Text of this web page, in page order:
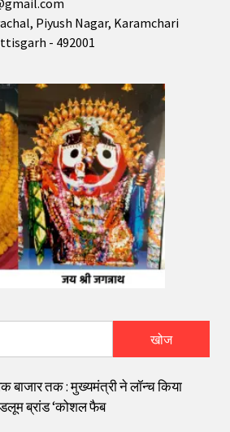
Piyush Nagar, Karamchari
- 492001
खोज
बाजार तक : मुख्यमंत्री ने लॉन्च किया
ब्रांड ‘कोशल फैब